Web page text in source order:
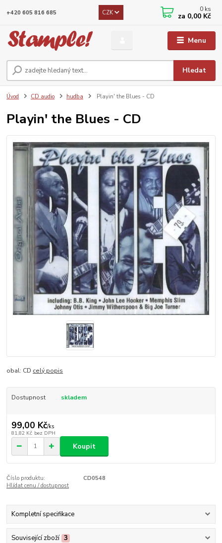
Menu
CZK
Hledat
+420 605 816 685 0 ks
za 0,00 Kč
Úvod CD audio hudba Playin' the Blues - CD
Playin' the Blues - CD
obal: CD celý popis
Dostupnost skladem
99,00 Kč/ks
81,82 Kč bez DPH
Koupit
Číslo produktu:
CD0548
Hlídat cenu / dostupnost
Kompletní specifikace
Související zboží 3